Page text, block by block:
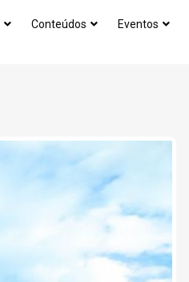
Conteúdos Eventos